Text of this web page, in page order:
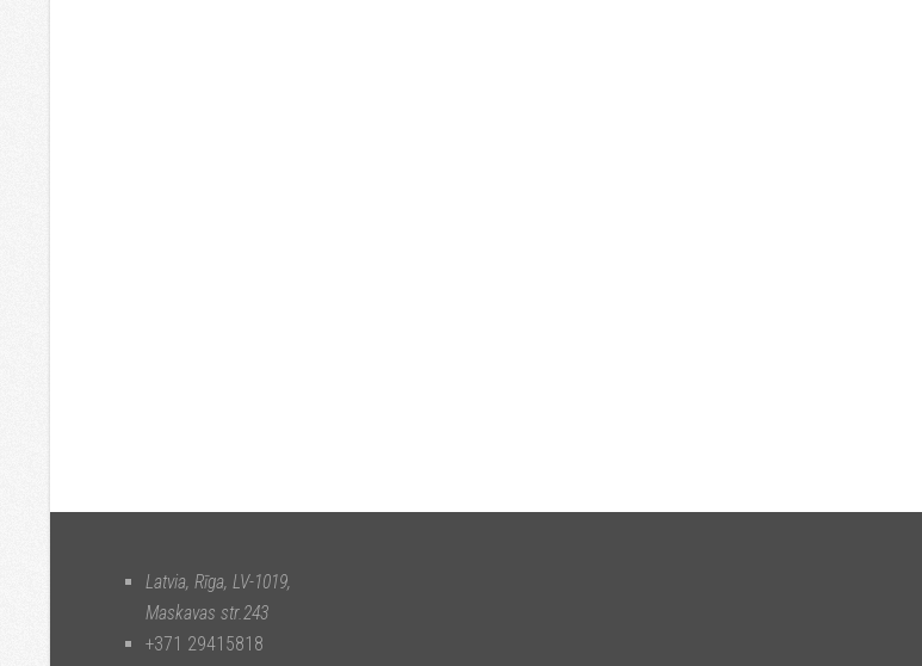
Latvia, Rīga, LV-1019,
Maskavas str.243
+371 29415818